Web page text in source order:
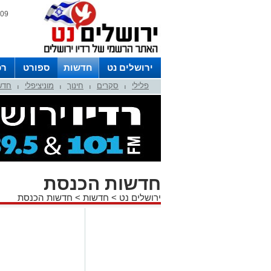
09 אוגוסט 2026 / 14:20
ירושלים נט חדשות ספורט
לפרסום ברדיו צרו קשר
לוח פלילי סקרים חינוך מוניציפלי
חדשות הכנסת
ירושלים נט > חדשות > חדשות הכנסת